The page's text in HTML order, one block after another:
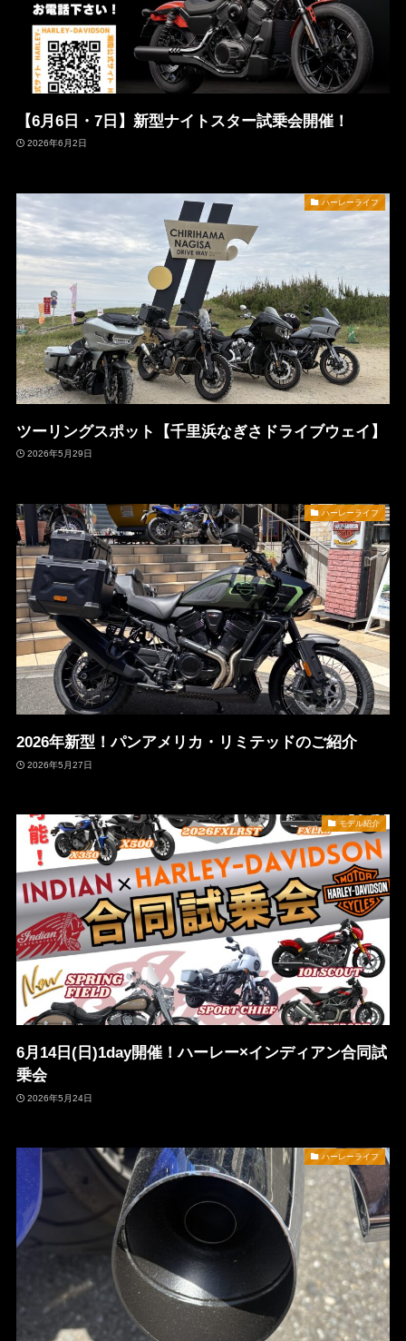
【6月6日・7日】新型ナイトスター試乗会開催！
2026年6月2日
ハーレーライフ
ツーリングスポット【千里浜なぎさドライブウェイ】
2026年5月29日
ハーレーライフ
2026年新型！パンアメリカ・リミテッドのご紹介
2026年5月27日
モデル紹介
6月14日(日)1day開催！ハーレー×インディアン合同試
乗会
2026年5月24日
ハーレーライフ